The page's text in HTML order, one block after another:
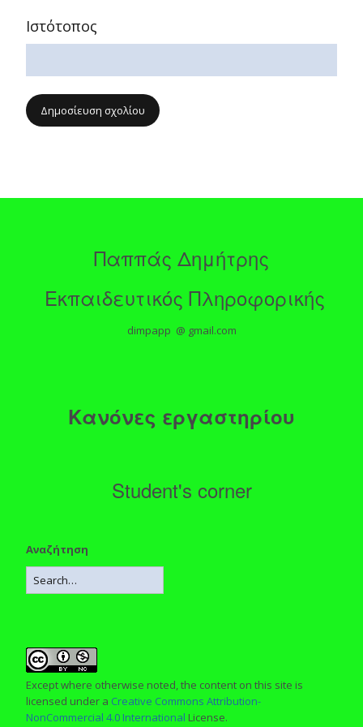
Ιστότοπος
Παππάς Δημήτρης
Εκπαιδευτικός Πληροφορικής
dimpapp @ gmail.com
Κανόνες εργαστηρίου
Student's corner
Αναζήτηση
Except where otherwise noted, the content on this site is
licensed under a Creative Commons Attribution-
NonCommercial 4.0 International License.